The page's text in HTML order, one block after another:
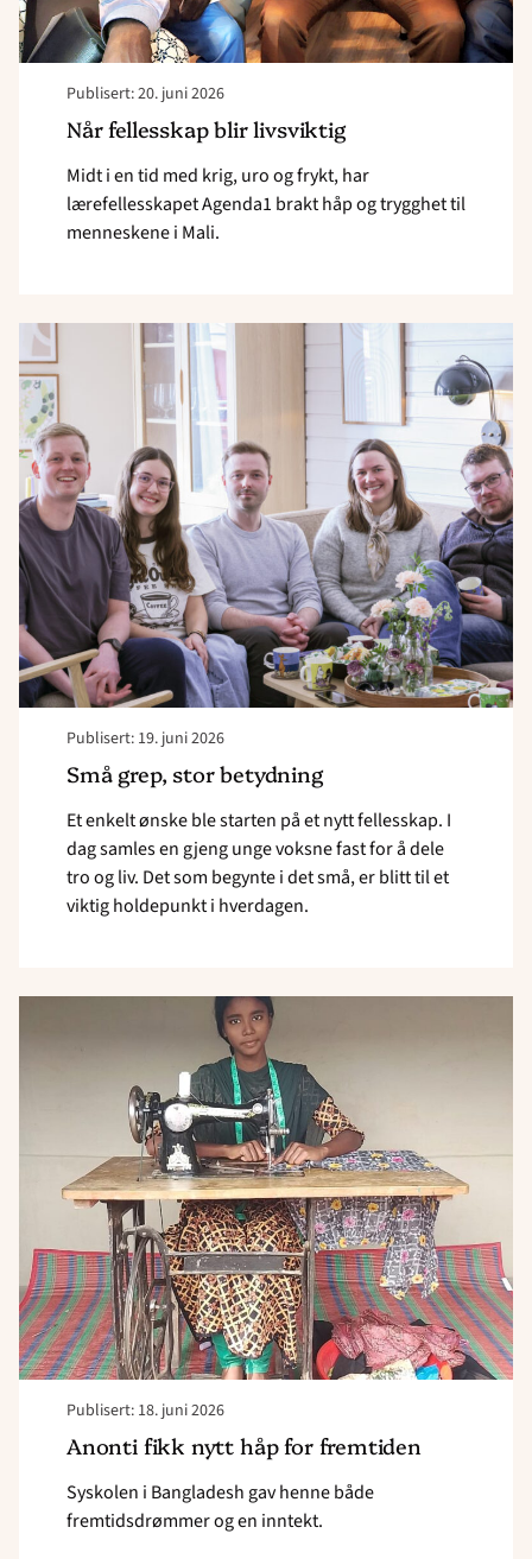
Publisert: 20. juni 2026
Når fellesskap blir livsviktig
Midt i en tid med krig, uro og frykt, har
lærefellesskapet Agenda1 brakt håp og trygghet til
menneskene i Mali.
Publisert: 19. juni 2026
Små grep, stor betydning
Et enkelt ønske ble starten på et nytt fellesskap. I
dag samles en gjeng unge voksne fast for å dele
tro og liv. Det som begynte i det små, er blitt til et
viktig holdepunkt i hverdagen.
article
"Små
grep,
stor
betydning"
Publisert: 18. juni 2026
Anonti fikk nytt håp for fremtiden
Syskolen i Bangladesh gav henne både
fremtidsdrømmer og en inntekt.
Read
article
"Anonti
fikk
nytt
håp
for
fremtiden"